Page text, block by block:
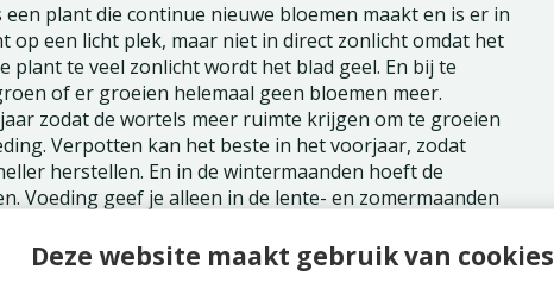
Deze website maakt gebruik van cookies
plant die continue nieuwe bloemen maakt en is er in
op een licht plek, maar niet in direct zonlicht omdat het
plant te veel zonlicht wordt het blad geel. En bij te
of er groeien helemaal geen bloemen meer.
zodat de wortels meer ruimte krijgen om te groeien
Verpotten kan het beste in het voorjaar, zodat
herstellen. En in de wintermaanden hoeft de
Voeding geef je alleen in de lente- en zomermaanden
voor bloeiende planten.